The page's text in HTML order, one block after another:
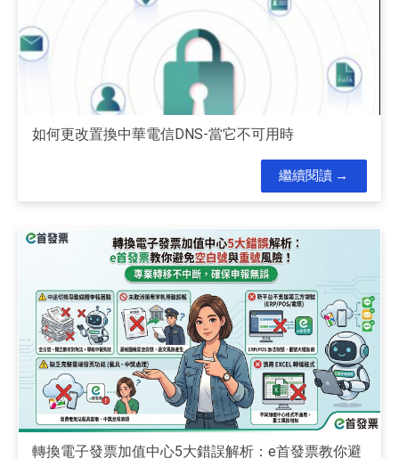
如何更改置換中華電信DNS-當它不可用時
繼續閱讀
轉換電子發票加值中心5大錯誤解析：e首發票教你避